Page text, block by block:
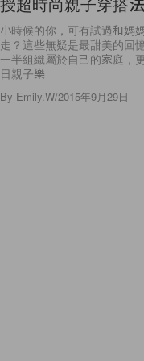
小時候的你，可有試過和媽
走？這些無疑是最甜美的回
一半組織屬於自己的家庭，
日親子樂
By Emily.W/2015年9月29日